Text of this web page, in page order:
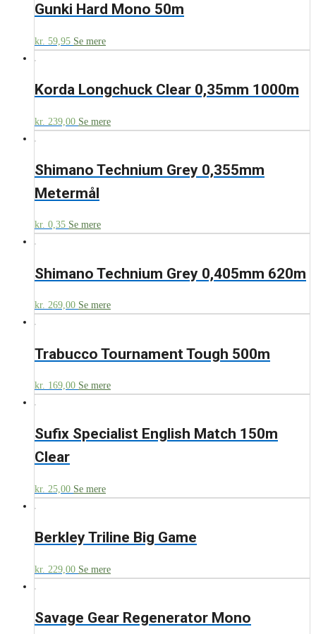
Gunki Hard Mono 50m
kr. 59,95 Se mere
Korda Longchuck Clear 0,35mm 1000m
kr. 239,00 Se mere
Shimano Technium Grey 0,355mm
Metermål
kr. 0,35 Se mere
Shimano Technium Grey 0,405mm 620m
kr. 269,00 Se mere
Trabucco Tournament Tough 500m
kr. 169,00 Se mere
Sufix Specialist English Match 150m
Clear
kr. 25,00 Se mere
Berkley Triline Big Game
kr. 229,00 Se mere
Savage Gear Regenerator Mono